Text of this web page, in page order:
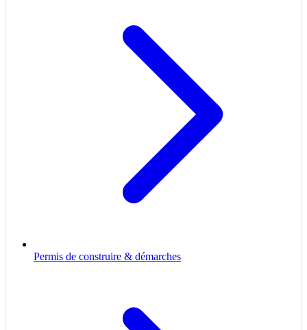
Permis de construire & démarches